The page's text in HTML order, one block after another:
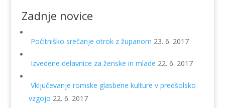
Zadnje novice
Počitniško srečanje otrok z županom 23. 6. 2017
Izvedene delavnice za ženske in mlade 22. 6. 2017
Vključevanje romske glasbene kulture v predšolsko
vzgojo 22. 6. 2017